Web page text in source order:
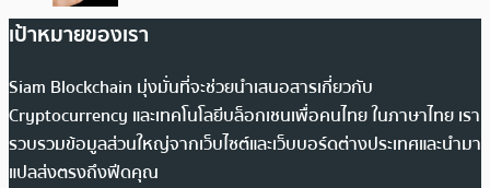
เป้าหมายของเรา
Siam Blockchain มุ่งมั่นที่จะช่วยนำเสนอสารเกี่ยวกับ
Cryptocurrency และเทคโนโลยีบล็อกเชนเพื่อคนไทย ในภาษาไทย เรา
รวบรวมข้อมูลส่วนใหญ่จากเว็บไซต์และเว็บบอร์ดต่างประเทศและนำมา
แปลส่งตรงถึงฟีดคุณ